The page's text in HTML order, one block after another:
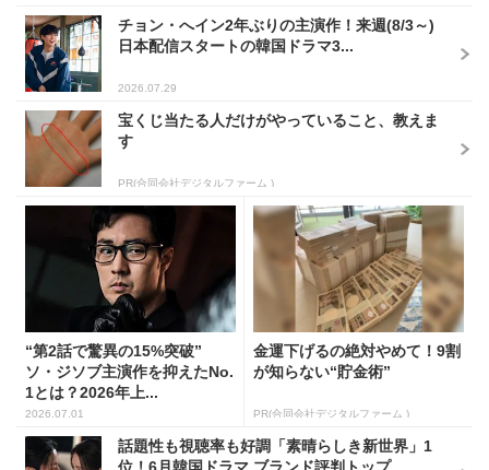
チョン・へイン2年ぶりの主演作！来週(8/3～)
日本配信スタートの韓国ドラマ3...
2026.07.29
宝くじ当たる人だけがやっていること、教えま
す
PR(合同会社デジタルファーム )
“第2話で驚異の15%突破”
ソ・ジソブ主演作を抑えたNo.
1とは？2026年上...
2026.07.01
金運下げるの絶対やめて！9割
が知らない“貯金術”
PR(合同会社デジタルファーム )
話題性も視聴率も好調「素晴らしき新世界」1